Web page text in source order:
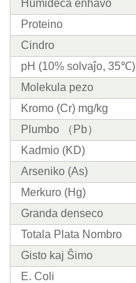
Humideca enhavo
Proteino
Cindro
pH (10% solvaĵo, 35℃)
Molekula pezo
Kromo (Cr) mg/kg
Plumbo （Pb）
Kadmio (KD)
Arseniko (As)
Merkuro (Hg)
Granda denseco
Totala Plata Nombro
Gisto kaj Ŝimo
E. Coli